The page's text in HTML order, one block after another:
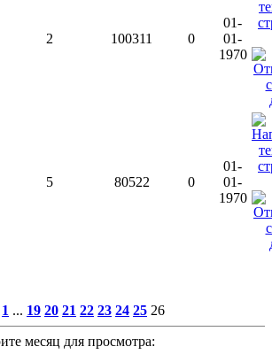
2 100311 0
01-
01-
1970
5 80522 0
01-
01-
1970
1 ... 19 20 21 22 23 24 25 26
месяц для просмотра: